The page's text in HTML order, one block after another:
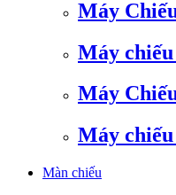
Máy
Máy
Máy
Máy
Màn chiếu